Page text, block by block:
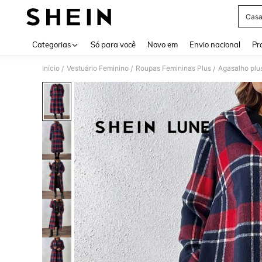
Categorias Só para você Novo em Envio nacional
Início / Vestuário Feminino / Roupas Femininas Plus / Agasalho